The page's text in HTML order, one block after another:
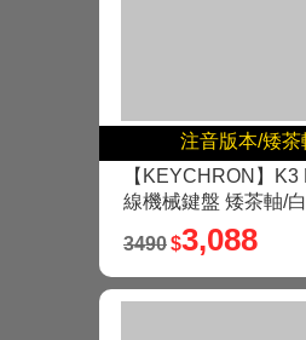
注音版本/矮茶
【KEYCHRON】K3
線機械鍵盤 矮茶軸/
3490$3,088